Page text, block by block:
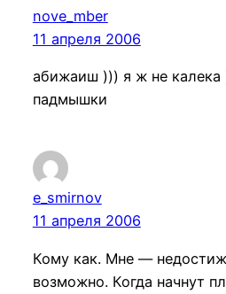
nove_mber
11 апреля 2006
абижаиш ))) я ж не калека
падмышки
e_smirnov
11 апреля 2006
Кому как. Мне —
возможно. Когда начнут